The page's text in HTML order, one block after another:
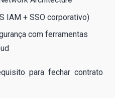
IAM + SSO corporativo)
com ferramentas
para fechar contrato